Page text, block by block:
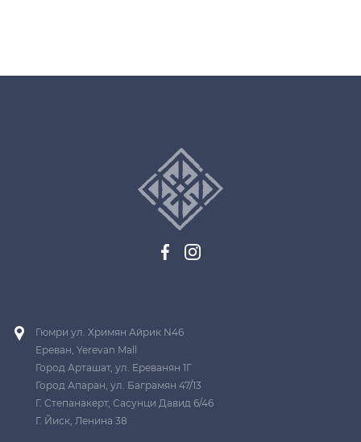
Гюмри ул. Хримян Айрик N46
Ереван, Yerevan Mall
Город Арташат, ул. Ереванян 1Г
Город Апаран, ул. Баграмян 47/13
Г. Степанакерт, Сасунци Давид 6/46
Г. Йиск, Ленина 38